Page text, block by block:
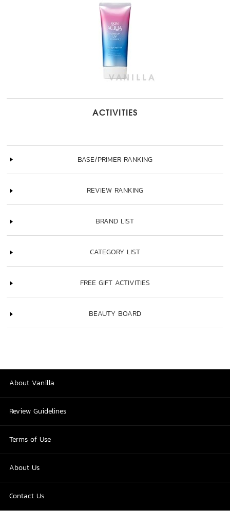
ACTIVITIES
BASE/PRIMER RANKING
REVIEW RANKING
BRAND LIST
CATEGORY LIST
FREE GIFT ACTIVITIES
BEAUTY BOARD
About Vanilla
Review Guidelines
Terms of Use
About Us
Contact Us